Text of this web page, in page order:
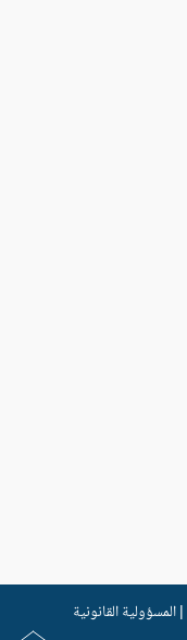
|المسؤولية القانونية